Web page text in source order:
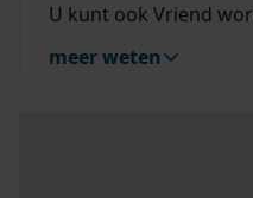
U kunt ook Vriend
meer weten